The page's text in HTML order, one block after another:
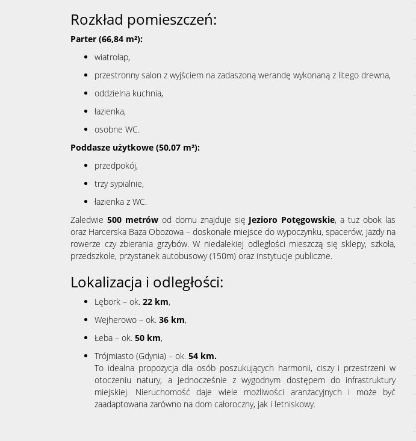
Rozkład pomieszczeń:
Parter (66,84 m²):
wiatrołap,
przestronny salon z wyjściem na zadaszoną werandę wykonaną z litego drewna,
oddzielna kuchnia,
łazienka,
osobne WC.
Poddasze użytkowe (50,07 m²):
przedpokój,
trzy sypialnie,
łazienka z WC.
Zaledwie 500 metrówod domu znajduje się Jezioro Potęgowskie, a tuż obok las
oraz Harcerska Baza Obozowa – doskonałe miejsce do wypoczynku, spacerów, jazdy na
rowerze czy zbierania grzybów. W niedalekiej odległości mieszczą się sklepy, szkoła,
przedszkole, przystanek autobusowy (150m) oraz instytucje publiczne.
Lokalizacja i odległości:
Lębork – ok. 22 km,
Wejherowo – ok. 36 km,
Łeba – ok. 50 km,
Trójmiasto (Gdynia) – ok. 54 km.
To idealna propozycja dla osób poszukujących harmonii, ciszy i przestrzeni w
otoczeniu natury, a jednocześnie z wygodnym dostępem do infrastruktury
miejskiej. Nieruchomość daje wiele możliwości aranżacyjnych i może być
zaadaptowana zarówno na dom całoroczny, jak i letniskowy.